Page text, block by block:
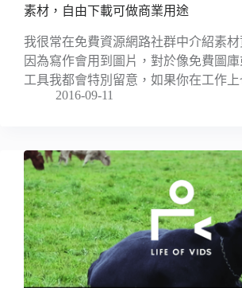
素材，自由下載可做商業用途
我很常在免費資源網路社群中介紹素材
因為寫作會用到圖片，對於像免費圖
工具我都會特別留意，如果你在工作
2016-09-11